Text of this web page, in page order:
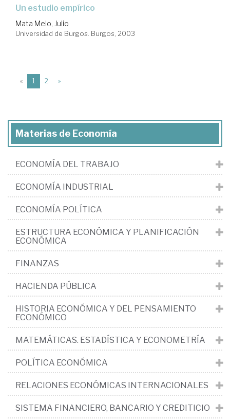
un estudio empírico
Mata Melo, Julio
Universidad de Burgos. Burgos, 2003
« 1 (current)
2 »
Materias de Economía
ECONOMÍA DEL TRABAJO
ECONOMÍA INDUSTRIAL
ECONOMÍA POLÍTICA
ESTRUCTURA ECONÓMICA Y PLANIFICACIÓN
ECONÓMICA
FINANZAS
HACIENDA PÚBLICA
HISTORIA ECONÓMICA Y DEL PENSAMIENTO
ECONÓMICO
MATEMÁTICAS. ESTADÍSTICA Y ECONOMETRÍA
POLÍTICA ECONÓMICA
RELACIONES ECONÓMICAS INTERNACIONALES
SISTEMA FINANCIERO, BANCARIO Y CREDITICIO